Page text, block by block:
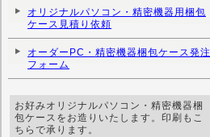
オリジナルパソコン・精密機器用梱包
ケース見積り依頼
オーダーPC・精密機器梱包ケース発注
フォーム
お好みオリジナルパソコン・精密機器梱
包ケースをお造りいたします。印刷もこ
ちらで承ります。